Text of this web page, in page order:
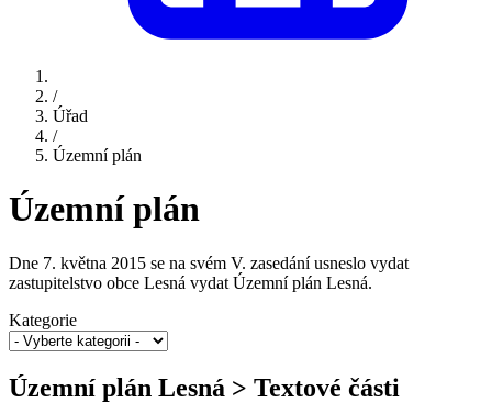
/
Úřad
/
Územní plán
Územní plán
Dne 7. května 2015 se na svém V. zasedání usneslo vydat
zastupitelstvo obce Lesná vydat Územní plán Lesná.
Kategorie
Územní plán Lesná > Textové části